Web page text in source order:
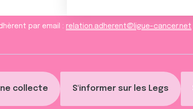
collecte S'informer sur les Legs
par email : relation.adherent@ligue-cancer.net